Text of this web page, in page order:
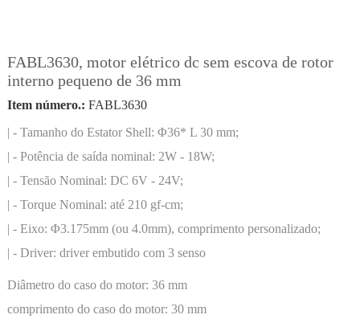
FABL3630, motor elétrico dc sem escova de rotor
interno pequeno de 36 mm
Item número.: FABL3630
| - Tamanho do Estator Shell: Φ36* L 30 mm;
| - Potência de saída nominal: 2W - 18W;
| - Tensão Nominal: DC 6V - 24V;
| - Torque Nominal: até 210 gf-cm;
| - Eixo: Φ3.175mm (ou 4.0mm), comprimento personalizado;
| - Driver: driver embutido com 3 senso
Diâmetro do caso do motor: 36 mm
comprimento do caso do motor: 30 mm